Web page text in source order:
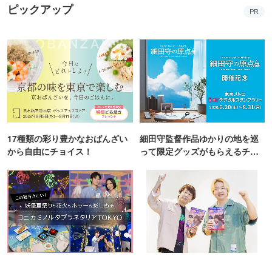
ピックアップ PR
17種類の彩り豊かなおばんざい
から自由にチョイス！
細田守監督作品ゆかりの地を巡
って限定グッズがもらえるチャ